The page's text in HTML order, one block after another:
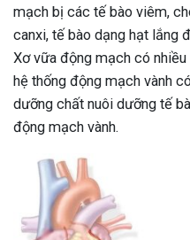
mạch bị các tế bào viêm,
canxi, tế bào dạng hạt lắng
Xơ vữa động mạch có
hệ thống động mạch vành
dưỡng chất nuôi dưỡng tế
động mạch vành.